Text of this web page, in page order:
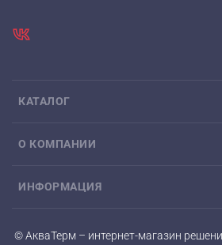
КАТАЛОГ
О КОМПАНИИ
ИНФОРМАЦИЯ
© АкваТерм – интернет-магазин